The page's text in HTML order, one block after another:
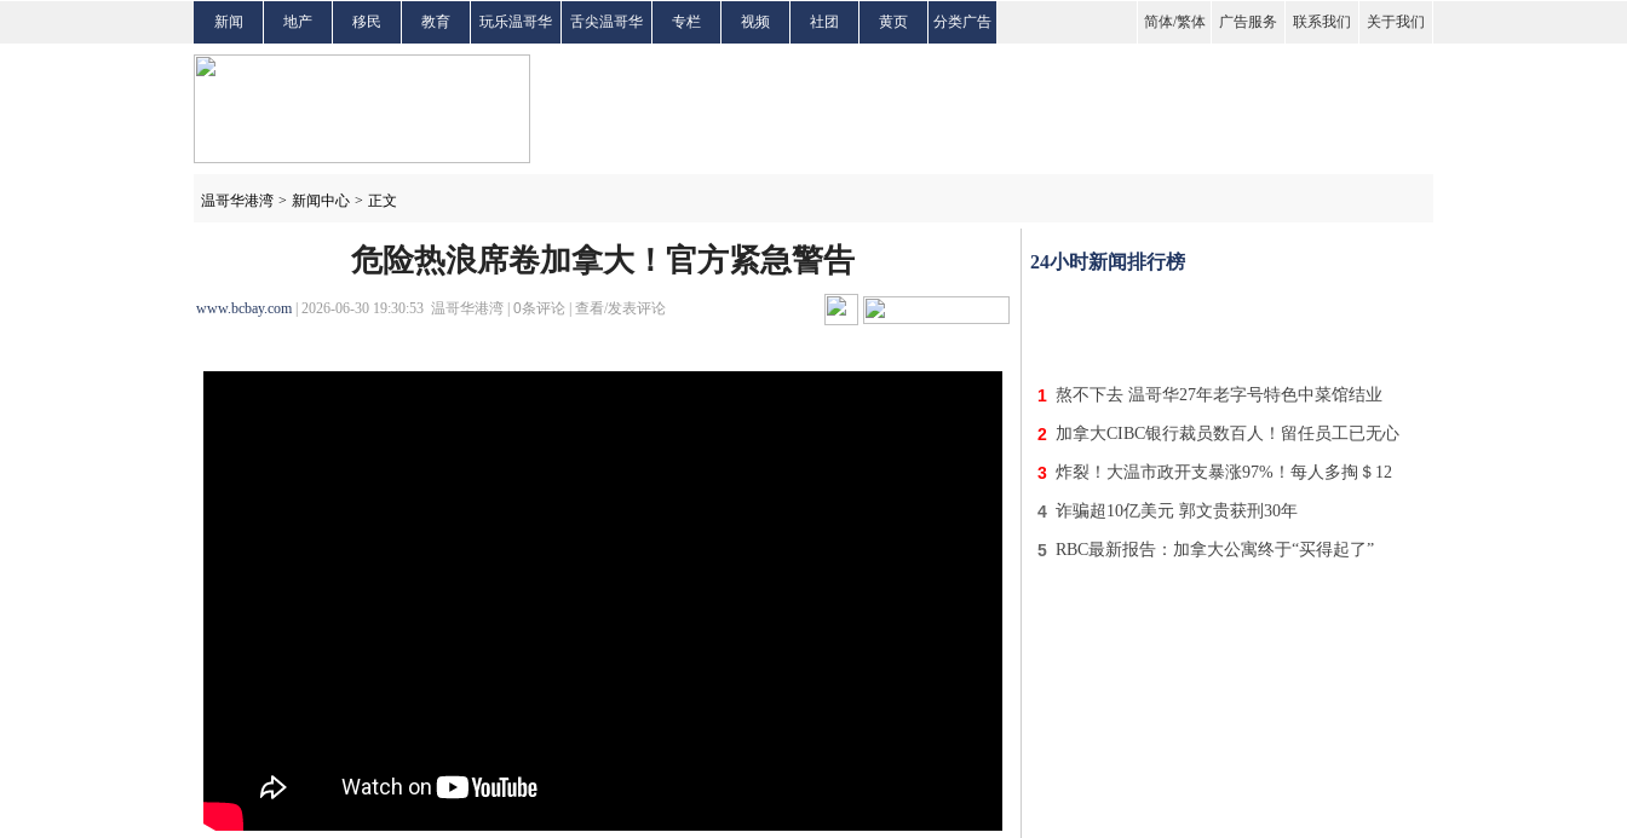
新闻 地产 移民 教育 玩乐温哥华 舌尖温哥华 专栏 视频 社团 黄页 分类广告 简体/繁体 广告服务 联系我们 关于我们
温哥华港湾 > 新闻中心 > 正文
危险热浪席卷加拿大！官方紧急警告
www.bcbay.com | 2026-06-30 19:30:53 温哥华港湾 | 0条评论 | 查看/发表评论
24小时新闻排行榜
1 熬不下去 温哥华27年老字号特色中菜馆结业
2 加拿大CIBC银行裁员数百人！留任员工已无心
3 炸裂！大温市政开支暴涨97%！每人多掏＄12
4 诈骗超10亿美元 郭文贵获刑30年
5 RBC最新报告：加拿大公寓终于“买得起了”